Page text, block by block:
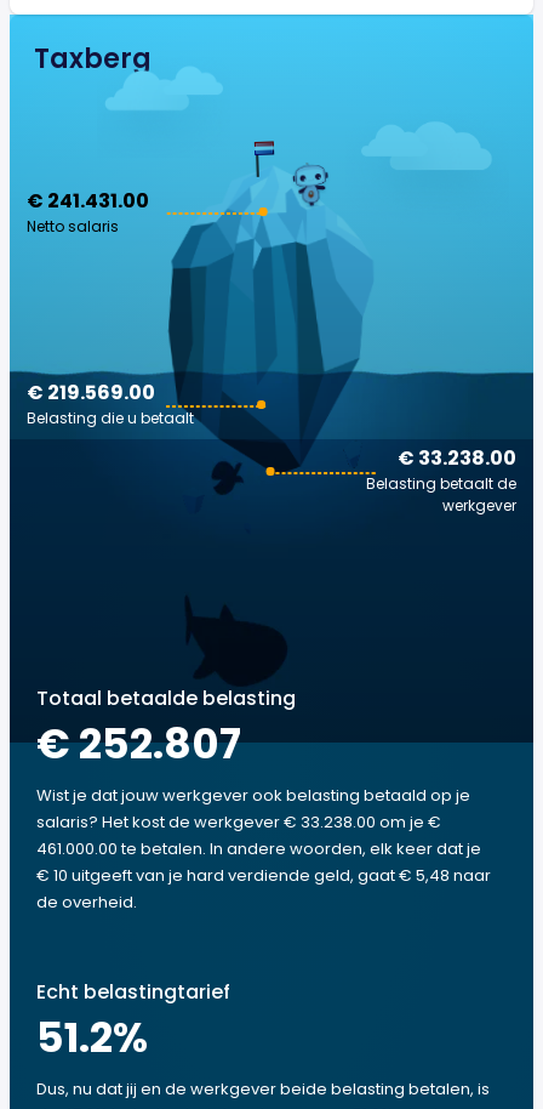
Taxberg
€ 241.431.00
Netto salaris
€ 33.238.00
Belasting betaalt de
werkgever
€ 219.569.00
Belasting die u betaalt
Totaal betaalde belasting
€ 252.807
Wist je dat jouw werkgever ook belasting betaald op je
salaris? Het kost de werkgever € 33.238.00 om je €
461.000.00 te betalen. In andere woorden, elk keer dat je
€ 10 uitgeeft van je hard verdiende geld, gaat € 5,48 naar
de overheid.
Echt belastingtarief
51.2%
Dus, nu dat jij en de werkgever beide belasting betalen, is